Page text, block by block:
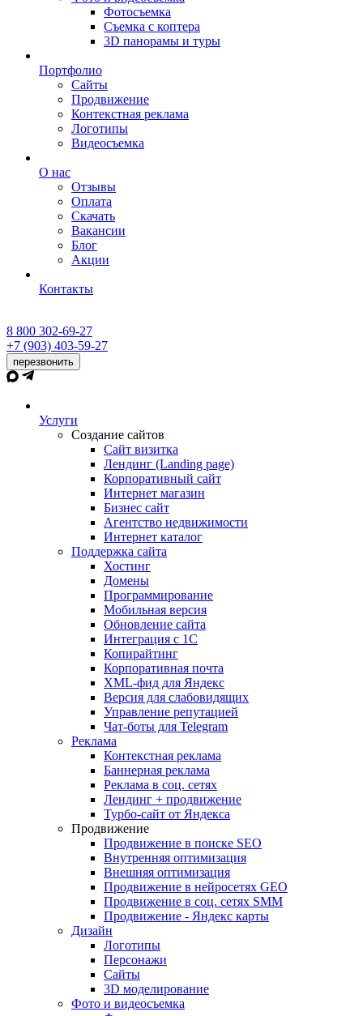
Фотосъемка
Съемка с коптера
3D панорамы и туры
Портфолио
Сайты
Продвижение
Контекстная реклама
Логотипы
Видеосъемка
О нас
Отзывы
Оплата
Скачать
Вакансии
Блог
Акции
Контакты
8 800 302-69-27
+7 (903) 403-59-27
перезвонить
Услуги
Создание сайтов
Сайт визитка
Лендинг (Landing page)
Корпоративный сайт
Интернет магазин
Бизнес сайт
Агентство недвижимости
Интернет каталог
Поддержка сайта
Хостинг
Домены
Программирование
Мобильная версия
Обновление сайта
Интеграция с 1С
Копирайтинг
Корпоративная почта
XML-фид для Яндекс
Версия для слабовидящих
Управление репутацией
Чат-боты для Telegram
Реклама
Контекстная реклама
Баннерная реклама
Реклама в соц. сетях
Лендинг + продвижение
Турбо-сайт от Яндекса
Продвижение
Продвижение в поиске SEO
Внутренняя оптимизация
Внешняя оптимизация
Продвижение в нейросетях GEO
Продвижение в соц. сетях SMM
Продвижение - Яндекс карты
Дизайн
Логотипы
Персонажи
Сайты
3D моделирование
Фото и видеосъемка